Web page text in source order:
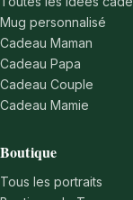
Mug personnalisé
Cadeau Maman
Cadeau Papa
Cadeau Couple
Cadeau Mamie
Boutique
Tous les portraits